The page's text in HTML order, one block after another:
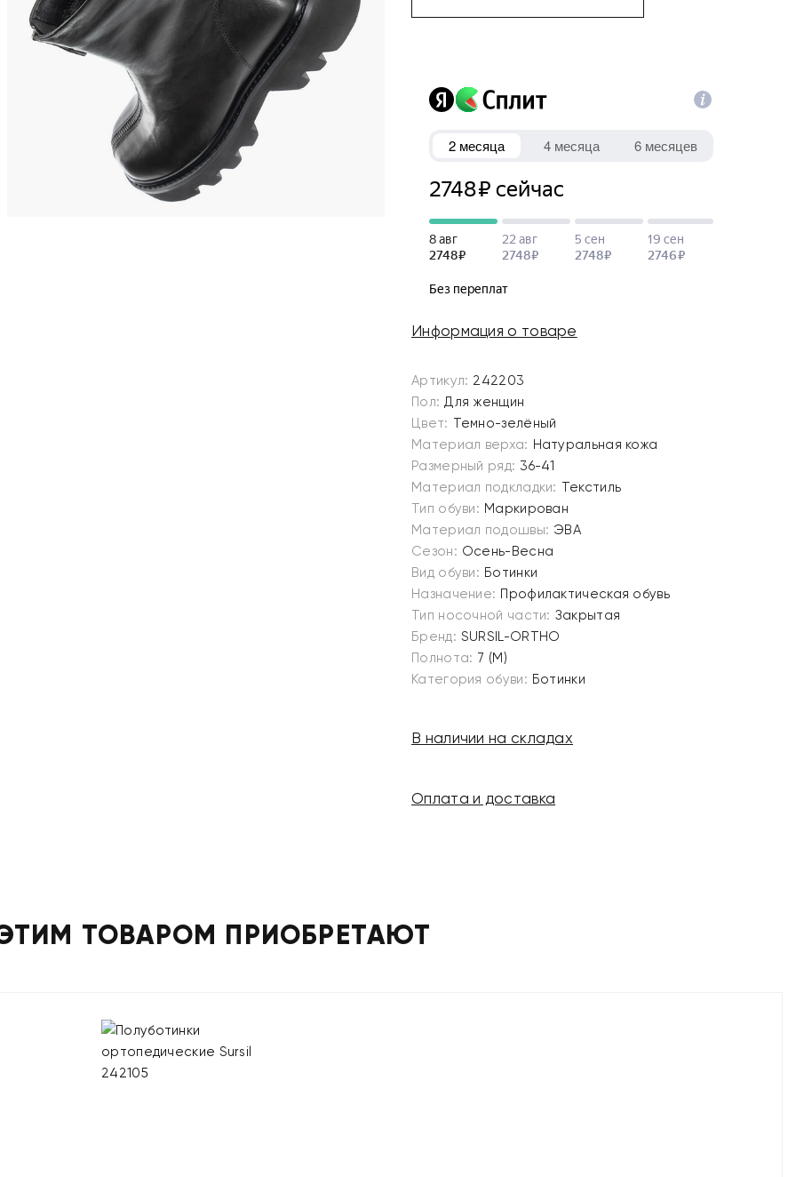
Информация о товаре
Артикул: 242203
Пол: Для женщин
Цвет: Темно-зелёный
Материал верха: Натуральная кожа
Размерный ряд: 36-41
Материал подкладки: Текстиль
Тип обуви: Маркирован
Материал подошвы: ЭВА
Сезон: Осень-Весна
Вид обуви: Ботинки
Назначение: Профилактическая обувь
Тип носочной части: Закрытая
Бренд: SURSIL-ORTHO
Полнота: 7 (M)
Категория обуви: Ботинки
В наличии на складах
Оплата и доставка
ТОВАРОМ ПРИОБРЕТАЮТ